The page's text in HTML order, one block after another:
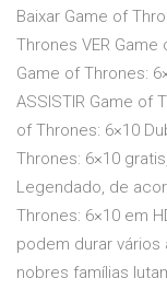
Baixar Game of
Thrones VER
Game of Thrones:
ASSISTIR Game of
of Thrones: 6×10
Thrones: 6×10
Legendado, de
Thrones: 6×10 em
podem durar vários
nobres famílias